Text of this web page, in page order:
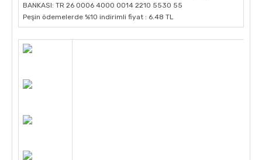
BANKASI: TR 26 0006 4000 0014 2210 5530 55
Peşin ödemelerde %10 indirimli fiyat : 6.48 TL